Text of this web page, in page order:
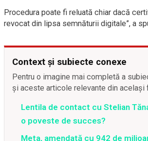
Procedura poate fi reluată chiar dacă
revocat din lipsa semnăturii digitale”, a
Context și subiecte conexe
Pentru o imagine mai completă a
și aceste articole relevante din același
Lentila de contact cu Stelian
o poveste de succes?
Meta, amendată cu 942 de